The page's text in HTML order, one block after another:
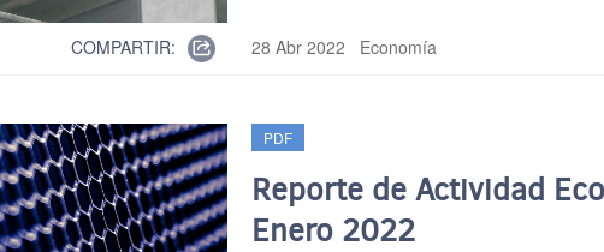
COMPARTIR: 28 Abr 2022 Economía
PDF
Reporte de Actividad
Enero 2022